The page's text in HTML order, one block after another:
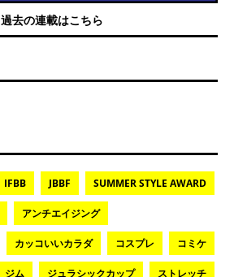
過去の連載はこちら
IFBB JBBF SUMMER STYLE AWARD
アンチエイジング
カッコいいカラダ コスプレ コミケ
ジム ジュラシックカップ ストレッチ